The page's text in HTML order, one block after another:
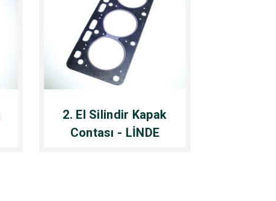
2. El Silindir Kapak
Contası - LİNDE